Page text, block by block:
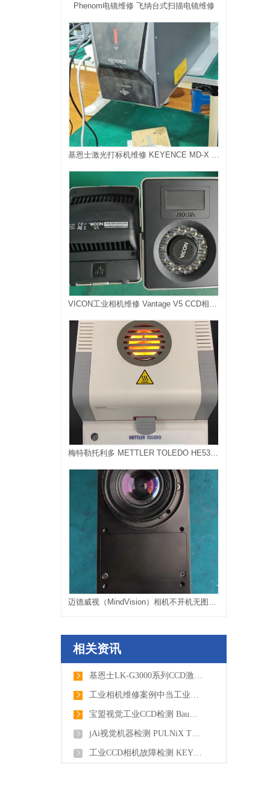
Phenom电镜维修 飞纳台式扫描电镜维修
基恩士激光打标机维修 KEYENCE MD-X 3D激光刻印机维修
VICON工业相机维修 Vantage V5 CCD相机维修
梅特勒托利多 METTLER TOLEDO HE53卤素水分测定仪维修，故障是无法加热，卤素灯不亮
迈德威视（MindVision）相机不开机无图像维修
相关资讯
基恩士LK-G3000系列CCD激光位移传感器维修，故障是有显示数据，但是无法采集位移数据
工业相机维修案例中当工业相机使用发生丢帧了，如何解决?
宝盟视觉工业CCD检测 Baumer堡盟工业相机维修SXG10
jAi视觉机器检测 PULNiX TMC-7N工业相机维修
工业CCD相机故障检测 KEYENCE基恩士视觉控制器维修CV-X400F